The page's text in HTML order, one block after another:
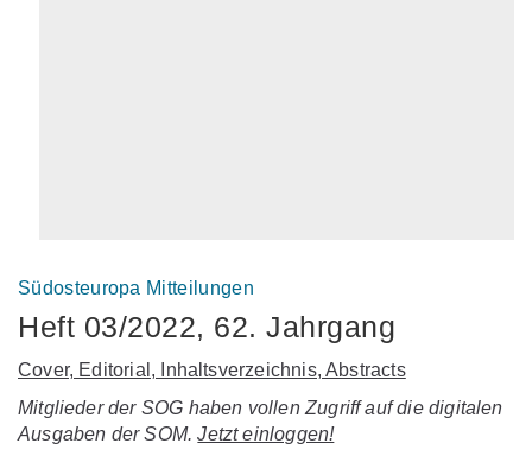
Südosteuropa Mitteilungen
Heft 03/2022, 62. Jahrgang
Cover, Editorial, Inhaltsverzeichnis, Abstracts
Mitglieder der SOG haben vollen Zugriff auf die digitalen
Ausgaben der SOM.Jetzt einloggen!